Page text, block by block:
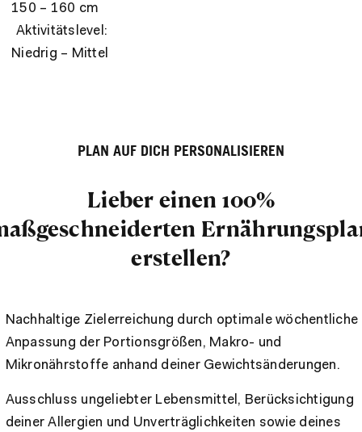
150 – 160 cm
Aktivitätslevel:
Niedrig – Mittel
PLAN AUF DICH PERSONALISIEREN
Lieber einen 100%
erstellen?
Nachhaltige Zielerreichung durch optimale wöchentliche
Anpassung der Portionsgrößen, Makro- und
Mikronährstoffe anhand deiner Gewichtsänderungen.
Ausschluss ungeliebter Lebensmittel, Berücksichtigung
deiner Allergien und Unverträglichkeiten sowie deines